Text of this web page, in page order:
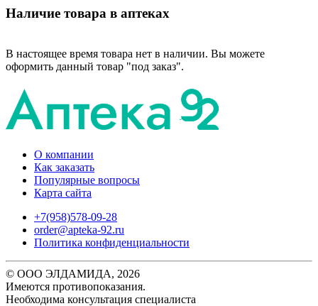
Наличие товара в аптеках
В настоящее время товара нет в наличии. Вы можете
оформить данный товар "под заказ".
О компании
Как заказать
Популярные вопросы
Карта сайта
+7(958)578-09-28
order@apteka-92.ru
Политика конфиденциальности
© ООО ЭЛДАМИДА, 2026
Имеются противопоказания.
Необходима консультация специалиста